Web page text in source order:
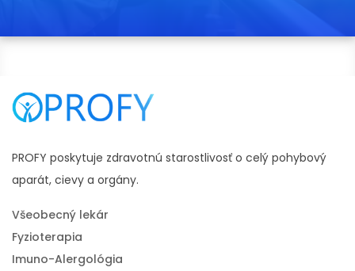
PROFY poskytuje zdravotnú starostlivosť o celý pohybový
aparát, cievy a orgány.
Všeobecný lekár
Fyzioterapia
Imuno-Alergológia